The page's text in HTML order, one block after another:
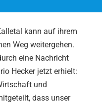
kann auf ihrem
Weg weitergehen.
eine Nachricht
Hecker jetzt erhielt:
und
dass unser